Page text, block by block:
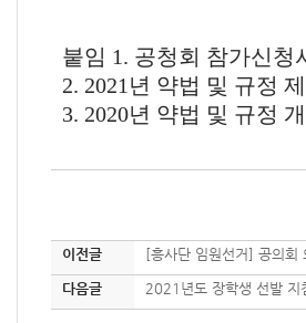
붙임 1. 공청회 참가신청
2. 2021 년 약법 및 규정 제
3. 2020년 약법 및 규정
이전글 [흥사단 임원선거] 공의회
다음글 2021년도 장학생 선발 지